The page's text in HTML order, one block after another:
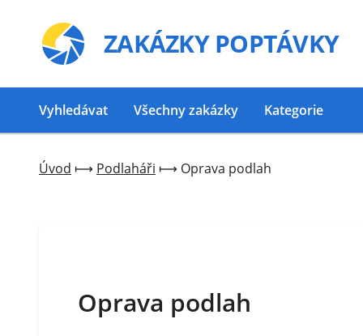
ZAKÁZKY POPTÁVKY
Vyhledávat Všechny zakázky Kategorie
Úvod ⟼ Podlaháři ⟼ Oprava podlah
Oprava podlah